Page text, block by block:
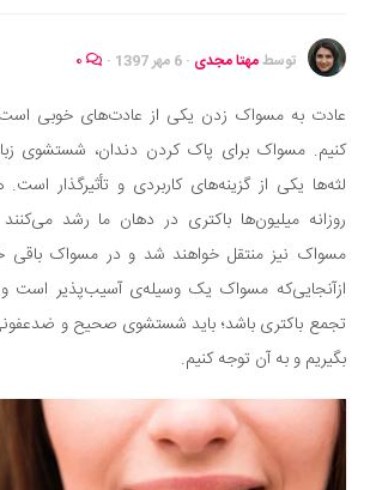
موفقیت و مهارت‌های فردی
تغذیه سالم
بهداشت
بیماری و درمان
کودک و مادر
ورزش و تندرستی
روانشناسی
مراکز پزشکی و دارویی
فرهنگ و هنر
سینما و تئاتر
توسطمهتا مجدی · 6 مهر 1397 ·
عادت به مسواک زدن یکی از عادت‌های خوبی است
کنیم. مسواک برای پاک کردن دندان، شستشوی
لثه‌ها یکی از گزینه‌های کاربردی و تأثیرگذار
روزانه میلیون‌ها باکتری در دهان ما رشد
مسواک نیز منتقل خواهند شد و در مسواک باقی
ازآنجایی‌که مسواک یک وسیله‌ی آسیب‌پذیر است
تجمع باکتری باشد؛ باید شستشوی صحیح و
بگیریم و به آن توجه کنیم.